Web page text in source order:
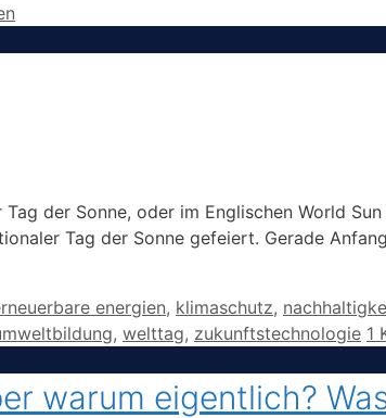
der Sonne, oder im Englischen World
Tag der Sonne gefeiert. Gerade
energien, klimaschutz,
, welttag, zukunftstechnologie 1
warum eigentlich?